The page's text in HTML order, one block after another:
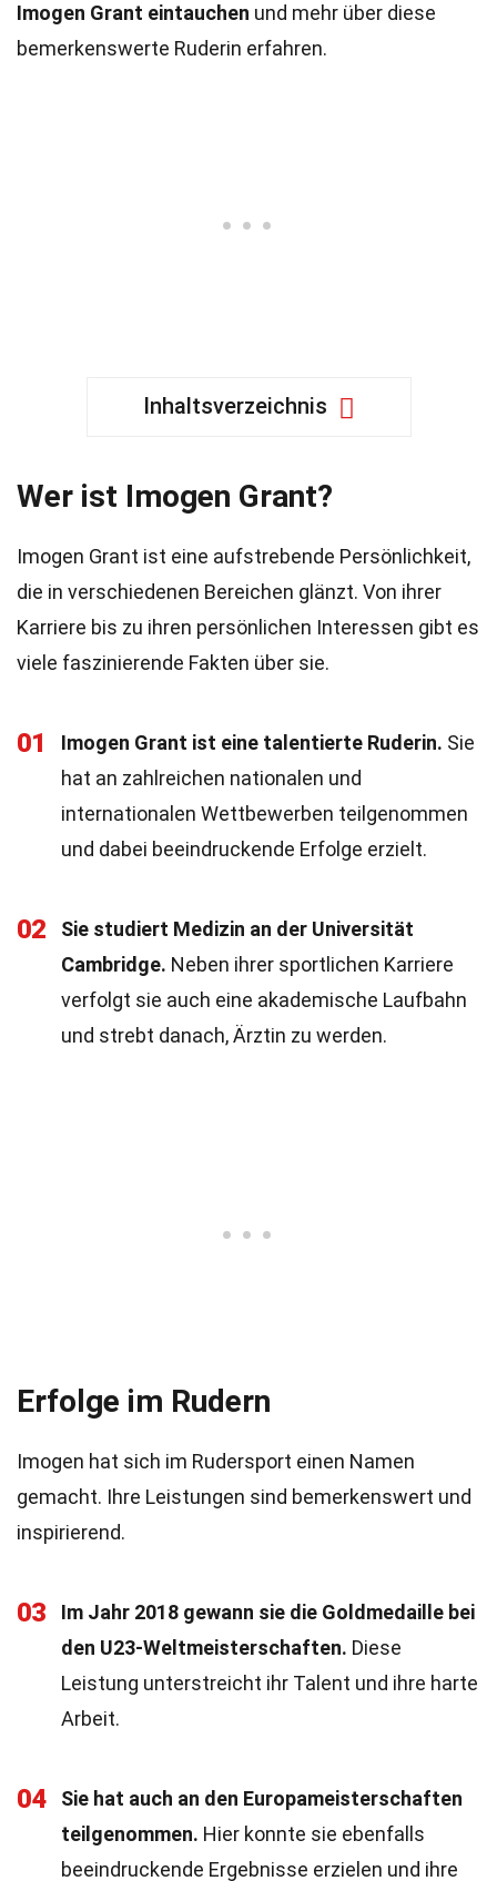
Imogen Grant eintauchen und mehr über diese
bemerkenswerte Ruderin erfahren.
Inhaltsverzeichnis
Wer ist Imogen Grant?
Imogen Grant ist eine aufstrebende Persönlichkeit,
die in verschiedenen Bereichen glänzt. Von ihrer
Karriere bis zu ihren persönlichen Interessen gibt es
viele faszinierende Fakten über sie.
01 Imogen Grant ist eine talentierte Ruderin. Sie
hat an zahlreichen nationalen und
internationalen Wettbewerben teilgenommen
und dabei beeindruckende Erfolge erzielt.
02
Sie studiert Medizin an der Universität
Cambridge. Neben ihrer sportlichen Karriere
verfolgt sie auch eine akademische Laufbahn
und strebt danach, Ärztin zu werden.
Erfolge im Rudern
Imogen hat sich im Rudersport einen Namen
gemacht. Ihre Leistungen sind bemerkenswert und
inspirierend.
03
Im Jahr 2018 gewann sie die Goldmedaille bei
den U23-Weltmeisterschaften. Diese
Leistung unterstreicht ihr Talent und ihre harte
Arbeit.
04
Sie hat auch an den Europameisterschaften
teilgenommen. Hier konnte sie ebenfalls
beeindruckende Ergebnisse erzielen und ihre